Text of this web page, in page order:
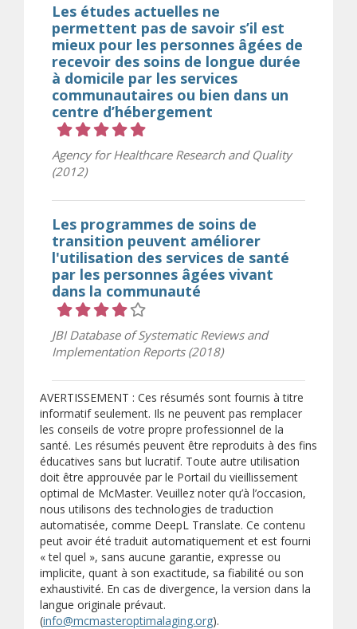
Les études actuelles ne
permettent pas de savoir s’il est
mieux pour les personnes âgées de
recevoir des soins de longue durée
à domicile par les services
communautaires ou bien dans un
centre d’hébergement
Agency for Healthcare Research and Quality
(2012)
Les programmes de soins de
transition peuvent améliorer
l'utilisation des services de santé
par les personnes âgées vivant
dans la communauté
JBI Database of Systematic Reviews and
Implementation Reports (2018)
AVERTISSEMENT : Ces résumés sont fournis à titre
informatif seulement. Ils ne peuvent pas remplacer
les conseils de votre propre professionnel de la
santé. Les résumés peuvent être reproduits à des fins
éducatives sans but lucratif. Toute autre utilisation
doit être approuvée par le Portail du vieillissement
optimal de McMaster. Veuillez noter qu’à l’occasion,
nous utilisons des technologies de traduction
automatisée, comme DeepL Translate. Ce contenu
peut avoir été traduit automatiquement et est fourni
« tel quel », sans aucune garantie, expresse ou
implicite, quant à son exactitude, sa fiabilité ou son
exhaustivité. En cas de divergence, la version dans la
langue originale prévaut.
(info@mcmasteroptimalaging.org).